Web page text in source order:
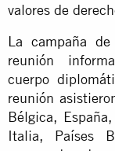
valores de
La campaña de
reunión
cuerpo
reunión
Bélgica,
Italia, Países